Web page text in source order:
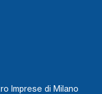
Imprese di Milano